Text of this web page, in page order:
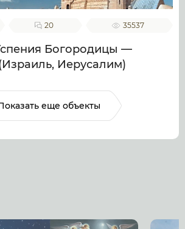
20 35537
Богородицы —
Иерусалим)
еще объекты